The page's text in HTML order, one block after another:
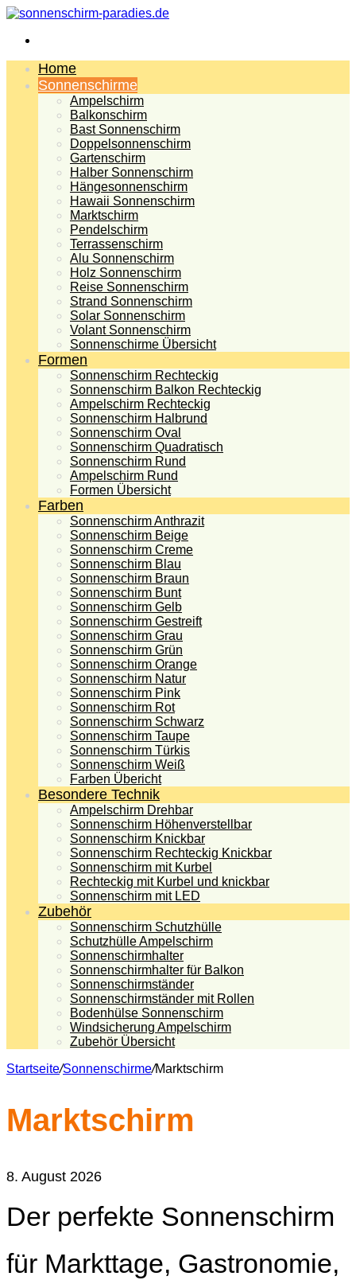
Home
Sonnenschirme
Ampelschirm
Balkonschirm
Bast Sonnenschirm
Doppelsonnenschirm
Gartenschirm
Halber Sonnenschirm
Hängesonnenschirm
Hawaii Sonnenschirm
Marktschirm
Pendelschirm
Terrassenschirm
Alu Sonnenschirm
Holz Sonnenschirm
Reise Sonnenschirm
Strand Sonnenschirm
Solar Sonnenschirm
Volant Sonnenschirm
Sonnenschirme Übersicht
Formen
Sonnenschirm Rechteckig
Sonnenschirm Balkon Rechteckig
Ampelschirm Rechteckig
Sonnenschirm Halbrund
Sonnenschirm Oval
Sonnenschirm Quadratisch
Sonnenschirm Rund
Ampelschirm Rund
Formen Übersicht
Farben
Sonnenschirm Anthrazit
Sonnenschirm Beige
Sonnenschirm Creme
Sonnenschirm Blau
Sonnenschirm Braun
Sonnenschirm Bunt
Sonnenschirm Gelb
Sonnenschirm Gestreift
Sonnenschirm Grau
Sonnenschirm Grün
Sonnenschirm Orange
Sonnenschirm Natur
Sonnenschirm Pink
Sonnenschirm Rot
Sonnenschirm Schwarz
Sonnenschirm Taupe
Sonnenschirm Türkis
Sonnenschirm Weiß
Farben Übericht
Besondere Technik
Ampelschirm Drehbar
Sonnenschirm Höhenverstellbar
Sonnenschirm Knickbar
Sonnenschirm Rechteckig Knickbar
Sonnenschirm mit Kurbel
Rechteckig mit Kurbel und knickbar
Sonnenschirm mit LED
Zubehör
Sonnenschirm Schutzhülle
Schutzhülle Ampelschirm
Sonnenschirmhalter
Sonnenschirmhalter für Balkon
Sonnenschirmständer
Sonnenschirmständer mit Rollen
Bodenhülse Sonnenschirm
Windsicherung Ampelschirm
Zubehör Übersicht
Startseite/Sonnenschirme/Marktschirm
Marktschirm
8. August 2026
Der perfekte Sonnenschirm
für Markttage, Gastronomie,